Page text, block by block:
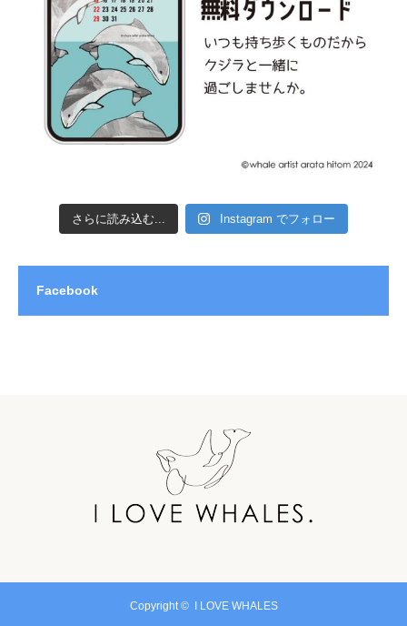
さらに読み込む... Instagram でフォロー
Facebook
Copyright © I LOVE WHALES